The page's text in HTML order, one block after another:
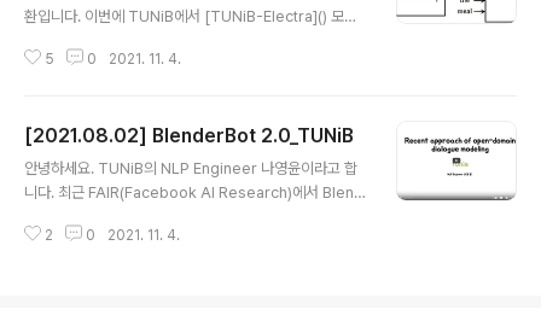
환입니다. 이번에 TUNiB에서 [TUNiB-Electra]() 모델
모델과 한국어 모델을 각각 Small/Base 사이즈로 공개했
에 대해 궁금한 부분이 있으시다면 언제든지 kaki.ai@tun
ib.ai 로 문의해주세요. GitHub Repo: TUNiB Electra
의 등장 배경을 소개합니다. TUNiB Electra를 제작하게
한국어 사전학습 인코더 모델들은 대부분 monolingua..
5 0 2021. 11. 4.
[2021.08.02] BlenderBot 2.0_TUNiB
안녕하세요. TUNiB의 NLP Engineer 나영윤이라고 합
니다. 최근 FAIR(Facebook AI Research)에서 Blend
0을 발표하였습니다. 이번 블로그 글은 BlenderBot1.0
2 0 2021. 11. 4.